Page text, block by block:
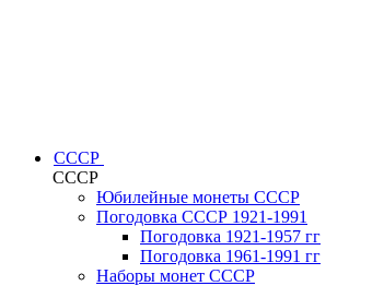
СССР
СССР
Юбилейные монеты СССР
Погодовка СССР 1921-1991
Погодовка 1921-1957 гг
Погодовка 1961-1991 гг
Наборы монет СССР